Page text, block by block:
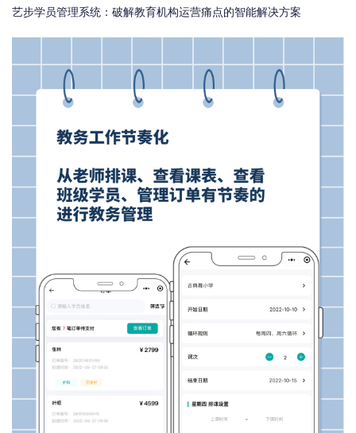
艺步学员管理系统：破解教育机构运营痛点的智能解决方案